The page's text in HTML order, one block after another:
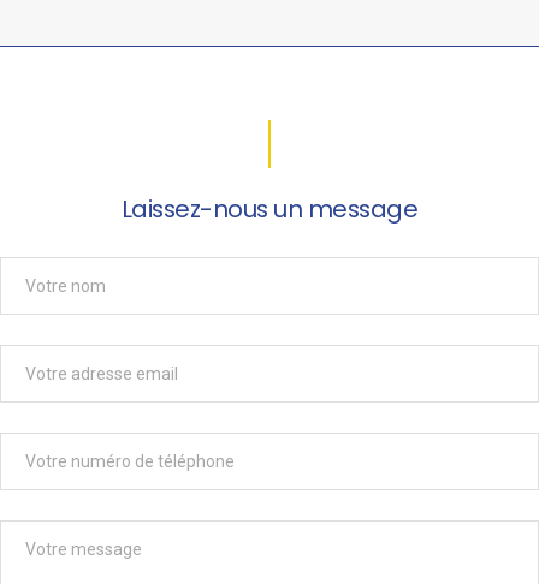
Laissez-nous un message